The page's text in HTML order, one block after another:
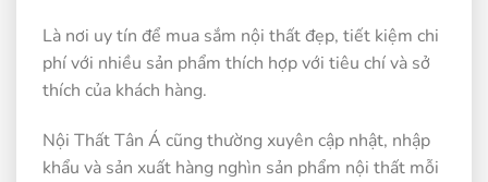
Là nơi uy tín để mua sắm nội thất đẹp, tiết kiệm chi
phí với nhiều sản phẩm thích hợp với tiêu chí và sở
thích của khách hàng.
Nội Thất Tân Á cũng thường xuyên cập nhật, nhập
khẩu và sản xuất hàng nghìn sản phẩm nội thất mỗi